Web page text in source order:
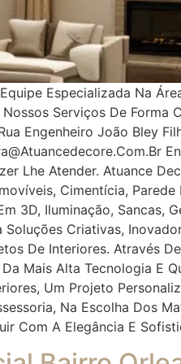
Especializada Na
Serviços De
Engenheiro João Bley
Lhe Atender. Atuance
Cimentícia,
3D, Iluminação, Sancas,
Criativas,
De Interiores. Através
Mais Alta Tecnologia E
Um Projeto
Na Escolha Dos
Com A Elegância E